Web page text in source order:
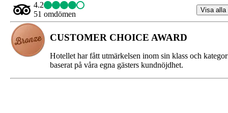
4.2
51 omdömen
Visa alla
CUSTOMER CHOICE AWARD
Hotellet har fått utmärkelsen inom sin klass och
baserat på våra egna gästers kundnöjdhet.